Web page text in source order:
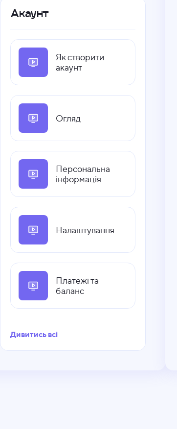
Акаунт
Як створити
акаунт
Огляд
Персональна
інформація
Налаштування
Платежі та
баланс
Дивитись всі